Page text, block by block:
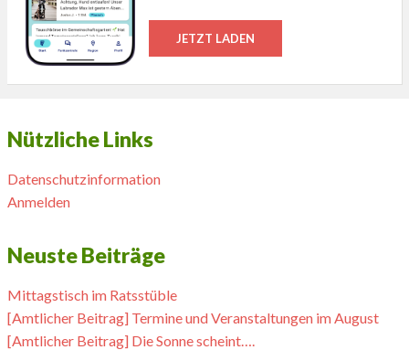
JETZT LADEN
Nützliche Links
Datenschutzinformation
Anmelden
Neuste Beiträge
Mittagstisch im Ratsstüble
[Amtlicher Beitrag] Termine und Veranstaltungen im August
[Amtlicher Beitrag] Die Sonne scheint….